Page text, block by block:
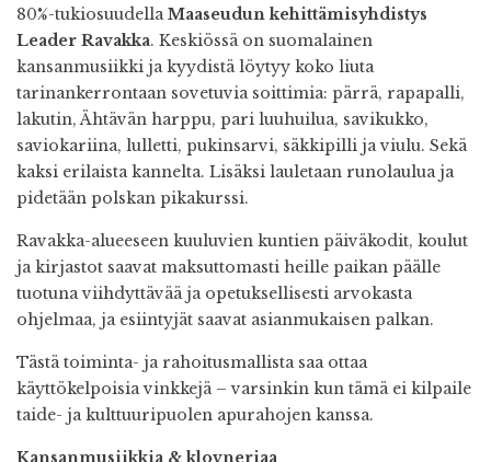
80%-tukiosuudellaMaaseudun kehittämisyhdistys
Leader Ravakka. Keskiössä on suomalainen
kansanmusiikki ja kyydistä löytyy koko liuta
tarinankerrontaan sovetuvia soittimia: pärrä, rapapalli,
lakutin, Ähtävän harppu, pari luuhuilua, savikukko,
saviokariina, lulletti, pukinsarvi, säkkipilli ja viulu. Sekä
kaksi erilaista kannelta. Lisäksi lauletaan runolaulua ja
pidetään polskan pikakurssi.
Ravakka-alueeseen kuuluvien kuntien päiväkodit, koulut
ja kirjastot saavat maksuttomasti heille paikan päälle
tuotuna viihdyttävää ja opetuksellisesti arvokasta
ohjelmaa, ja esiintyjät saavat asianmukaisen palkan.
Tästä toiminta- ja rahoitusmallista saa ottaa
käyttökelpoisia vinkkejä – varsinkin kun tämä ei kilpaile
taide- ja kulttuuripuolen apurahojen kanssa.